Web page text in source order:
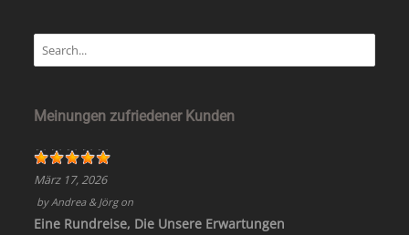
Meinungen zufriedener Kunden
März 17, 2026
by Andrea & Jörgon
Eine Rundreise, Die Unsere Erwartungen